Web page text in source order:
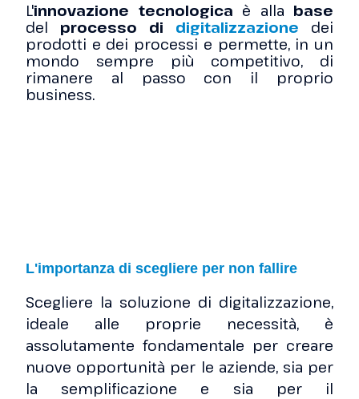
L'innovazione tecnologica è alla base
del processo di digitalizzazione dei
prodotti e dei processi e permette, in un
mondo sempre più competitivo, di
rimanere al passo con il proprio
business.
L'importanza di scegliere per non fallire
Scegliere la soluzione di digitalizzazione,
ideale alle proprie necessità, è
assolutamente fondamentale per creare
nuove opportunità per le aziende, sia per
la semplificazione e sia per il